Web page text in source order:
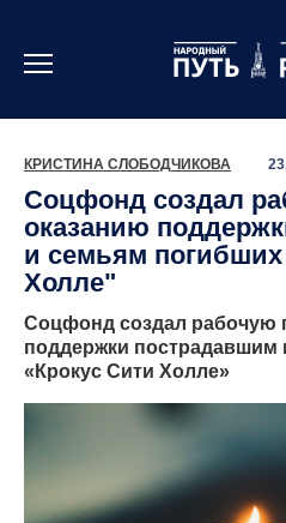
содержанию
КРИСТИНА СЛОБОДЧИКОВА
Соцфонд создал
оказанию
и семьям
Холле"
Соцфонд создал рабочую
поддержки пострадавшим
«Крокус Сити Холле»